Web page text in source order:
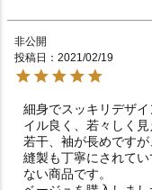
非公開
投稿日
2021/02/19
細身でスッキリデザ
イル良く、若々しく見
若干、袖が長めですが
縫製も丁寧にされて
ない商品です。